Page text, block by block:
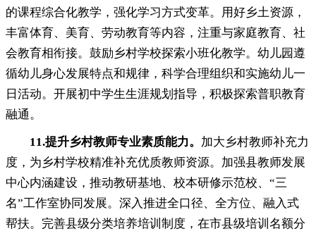
的课程综合化教学 ， 强化学习方式变革。用好乡土资源 ，
丰富体育、美育、劳动教育等内容，注重与家庭教育、社
会教育相衔接。 鼓励乡村学校探索小班化教学。幼儿园遵
循幼儿身心发展特点和规律 ， 科学合理组织和实施幼儿一
日活动。开展初中学生生涯规划指导 ， 积极探索普职教育
融通。
11.提升乡村教师专业素质能力。 加大乡村教师补充力
度 ， 为乡村学校精准补充优质教师资源。加强县教师发展
中心内涵建设 ， 推动教研基地、校本研修示范校、“三
名”工作室协同发展。深入推进全口径、全方位、融入式
帮扶。 完善县级分类培养培训制度，在市县级培训名额分